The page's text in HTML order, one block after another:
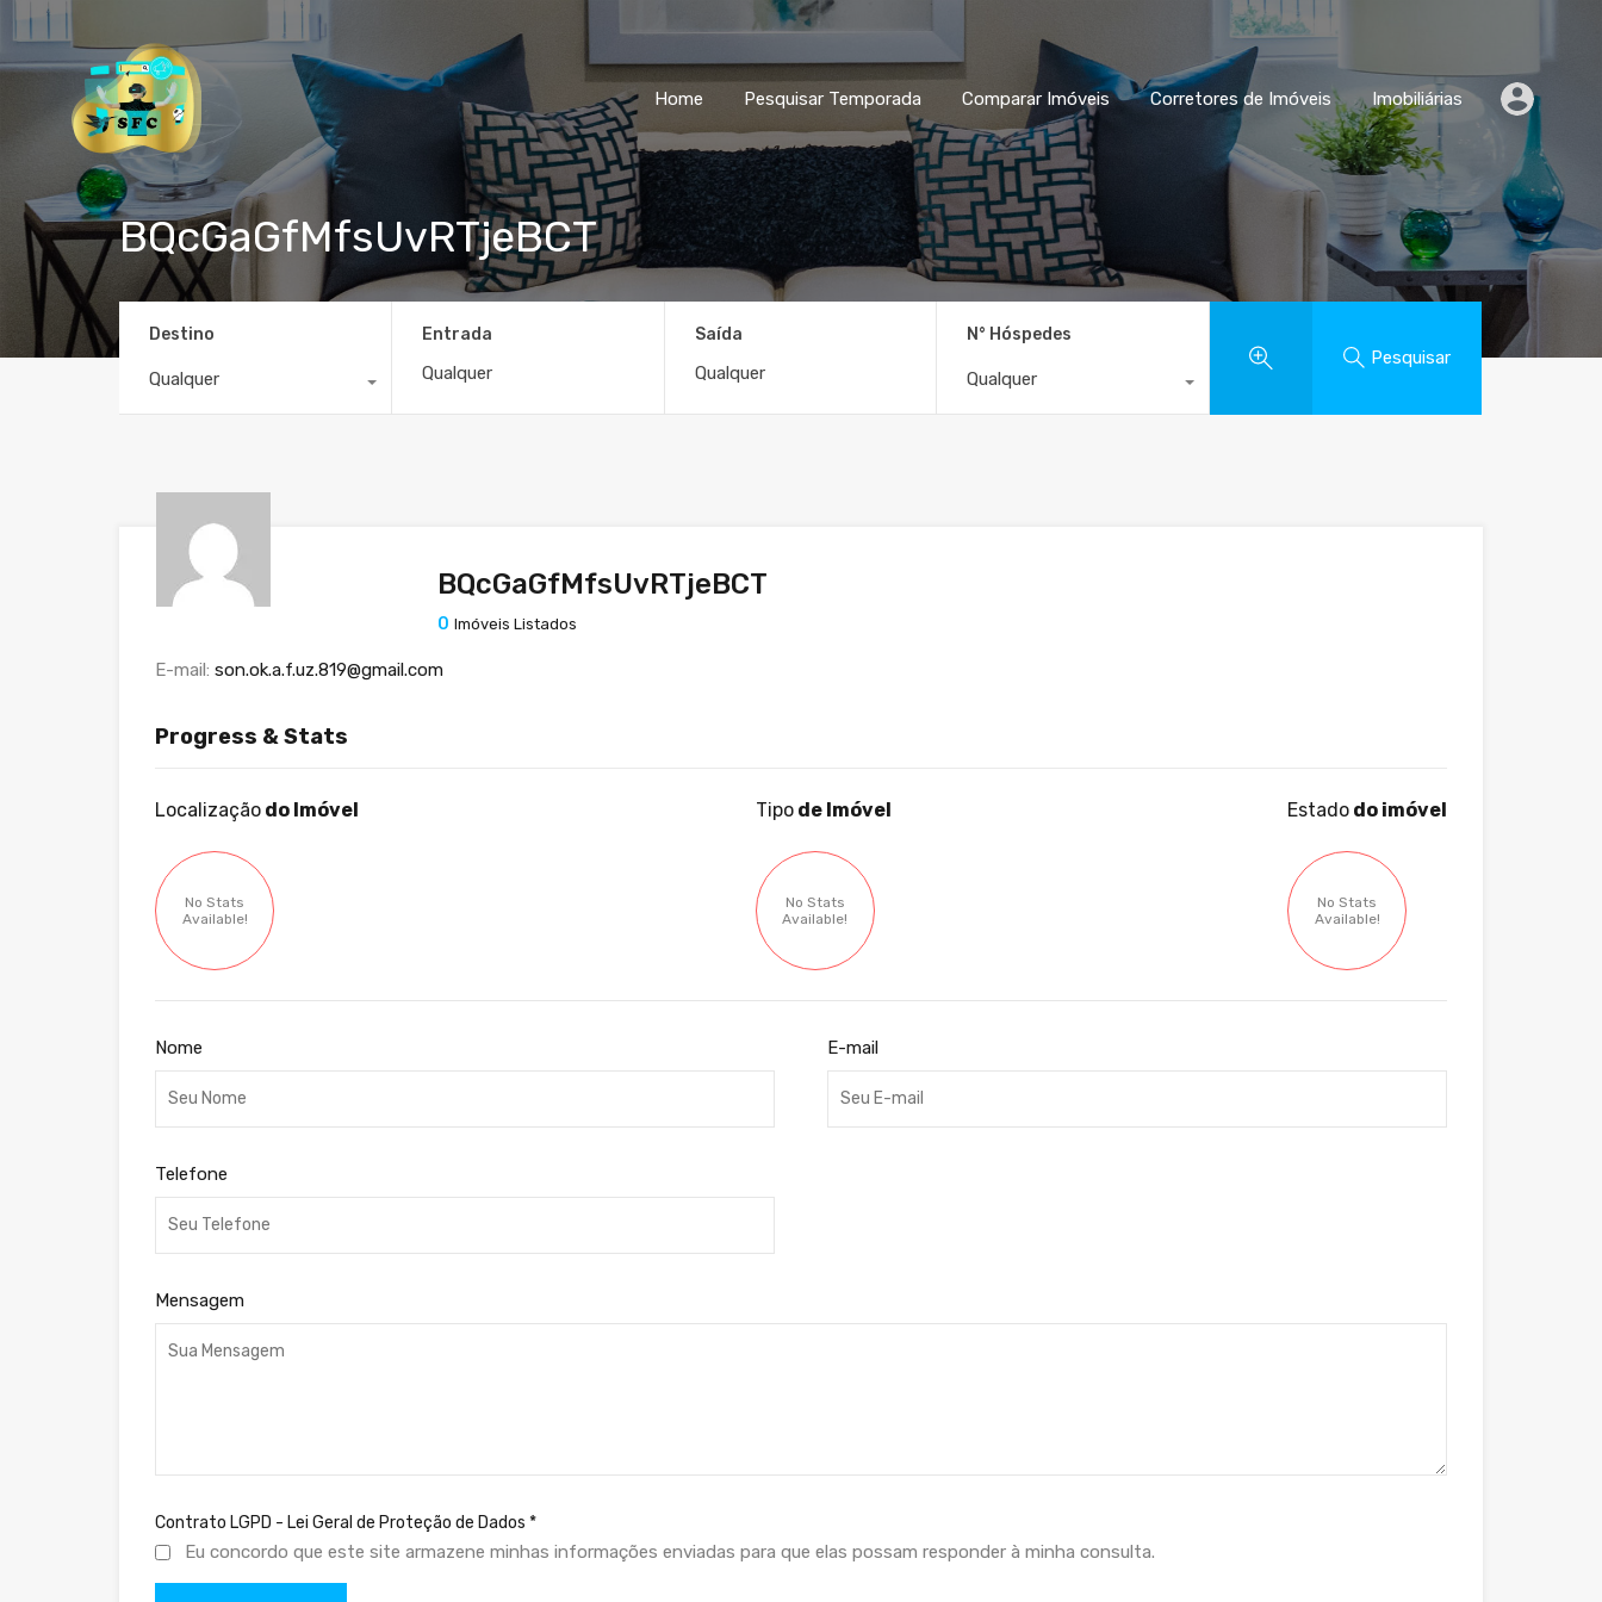
Home Pesquisar Temporada Comparar Imóveis Corretores de Imóveis
Imobiliárias
Home
Pesquisar Temporada Comparar Imóveis Corretores de Imóveis Imobiliárias
BQcGaGfMfsUvRTjeBCT
Destino
Qualquer
Entrada Saída N° Hóspedes
Qualquer
Pesquisar
BQcGaGfMfsUvRTjeBCT
0 Imóveis Listados
E-mail: son.ok.a.f.uz.819@gmail.com
Progress & Stats
Localização do Imóvel
No Stats
Available!
Tipode Imóvel
No Stats
Available!
Estado do imóvel
No Stats
Available!
Nome E-mail
Telefone
Mensagem
Contrato LGPD - Lei Geral de Proteção de Dados *
Eu concordo que este site armazene minhas informações enviadas para que elas possam responder à minha consulta.